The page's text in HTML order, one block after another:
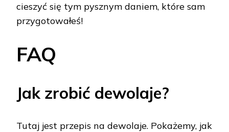
cieszyć się tym pysznym daniem, które sam
przygotowałeś!
FAQ
Jak zrobić dewolaje?
Tutaj jest przepis na dewolaje. Pokażemy, jak